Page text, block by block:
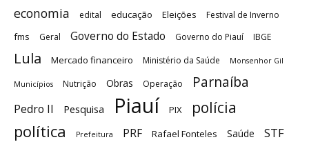
economia edital educação Eleições Festival de Inverno
fms Geral Governo do Estado Governo do Piauí IBGE
Lula Mercado financeiro Ministério da Saúde Monsenhor Gil
Municípios Nutrição Obras Operação Parnaíba
Pedro II Pesquisa Piauí PIX
polícia
política
Prefeitura PRF Rafael Fonteles Saúde STF